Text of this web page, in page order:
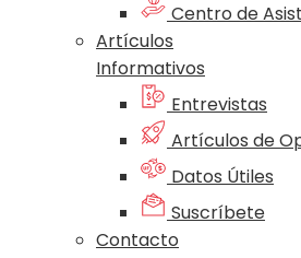
Centro de
Artículos
Informativos
Entrevistas
Artículos de
Datos Útiles
Suscríbete
Contacto